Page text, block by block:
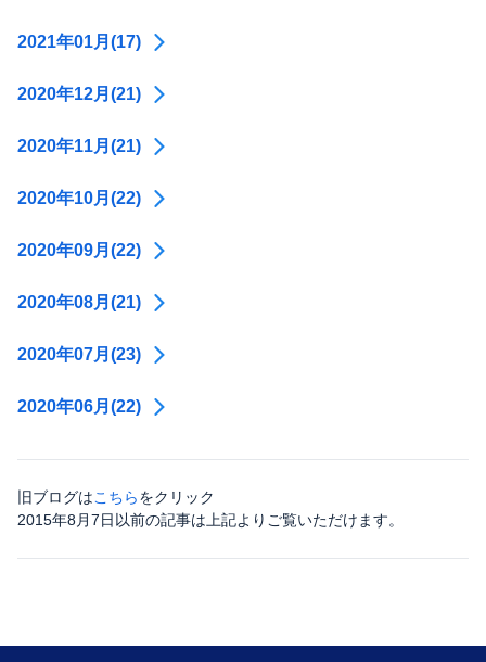
2021年01月(17)
2020年12月(21)
2020年11月(21)
2020年10月(22)
2020年09月(22)
2020年08月(21)
2020年07月(23)
2020年06月(22)
旧ブログはこちらをクリック
2015年8月7日以前の記事は上記よりご覧いただけます。